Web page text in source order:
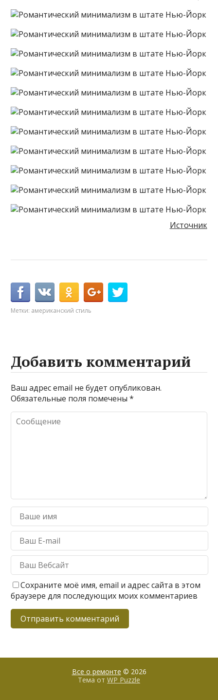
Источник
Метки: американский стиль
Добавить комментарий
Ваш адрес email не будет опубликован.
Обязательные поля помечены*
Сохраните моё имя, email и адрес сайта в этом
браузере для последующих моих комментариев
Все о ремонте © 2026
Тема от WP Puzzle